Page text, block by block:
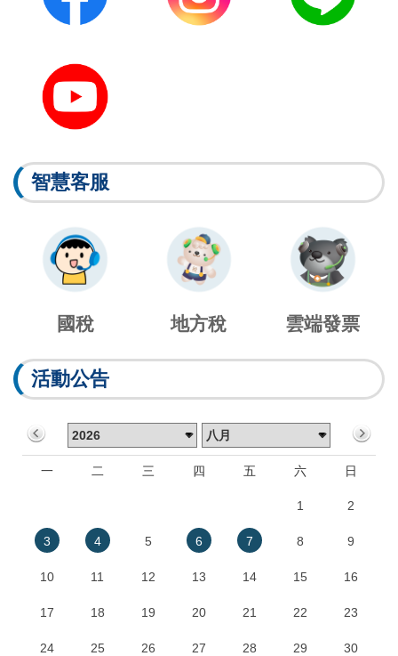
智慧客服
國稅 地方稅 雲端發票
活動公告
一 二 三 四 五 六 日
1 2
3 4 5 6 7 8 9
10 11 12 13 14 15 16
17 18 19 20 21 22 23
24 25 26 27 28 29 30